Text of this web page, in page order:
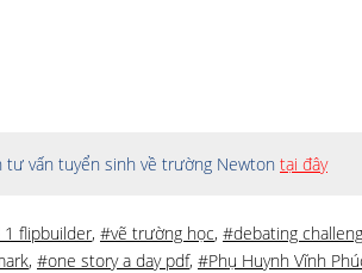
vấn tuyển sinh về trường Newton tại đây
flipbuilder, #vẽ trường học, #debating
, #one story a day pdf, #Phụ Huynh Vĩnh